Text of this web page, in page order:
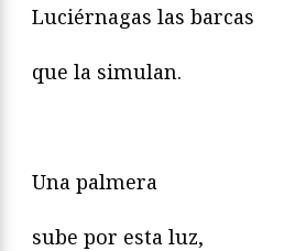
Luciérnagas las barcas
que la simulan.
Una palmera
sube por esta luz,